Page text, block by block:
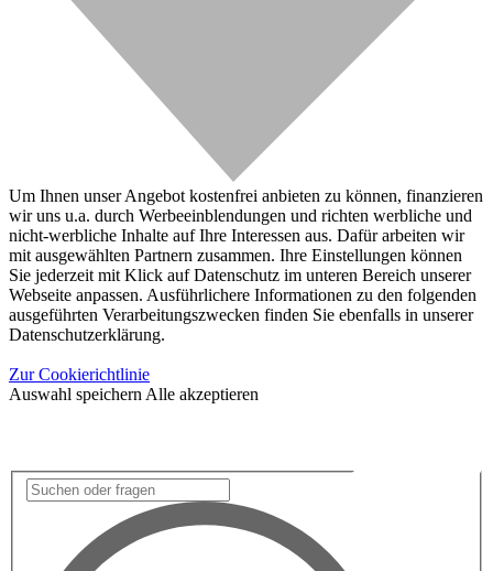
Um Ihnen unser Angebot kostenfrei anbieten zu können, finanzieren
wir uns u.a. durch Werbeeinblendungen und richten werbliche und
nicht-werbliche Inhalte auf Ihre Interessen aus. Dafür arbeiten wir
mit ausgewählten Partnern zusammen. Ihre Einstellungen können
Sie jederzeit mit Klick auf Datenschutz im unteren Bereich unserer
Webseite anpassen. Ausführlichere Informationen zu den folgenden
ausgeführten Verarbeitungszwecken finden Sie ebenfalls in unserer
Datenschutzerklärung.
Zur Cookierichtlinie
Auswahl speichern Alle akzeptieren